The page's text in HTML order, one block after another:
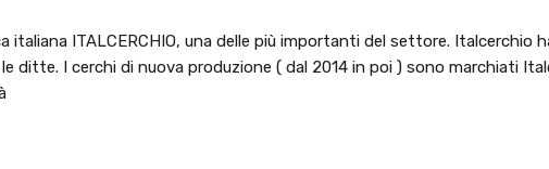
ITALCERCHIO, una delle più importanti del settore. Italcerchio
ditte. I cerchi di nuova produzione ( dal 2014 in poi ) sono marchiati